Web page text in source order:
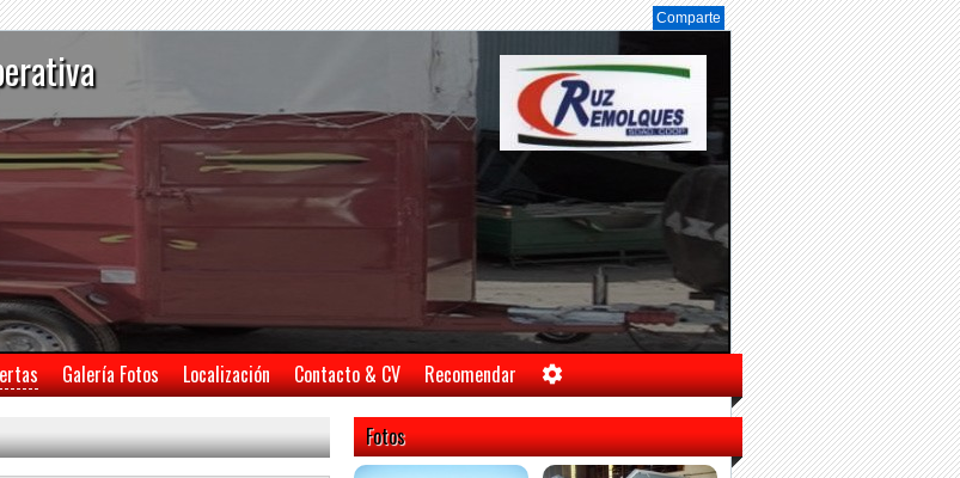
Comparte
Galería Fotos Localización Contacto & CV Recomendar
Fotos